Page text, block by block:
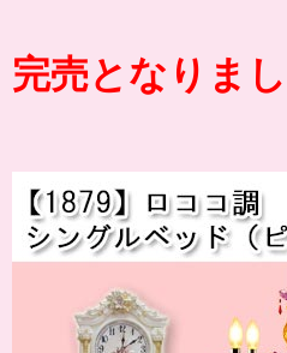
完売となりまし